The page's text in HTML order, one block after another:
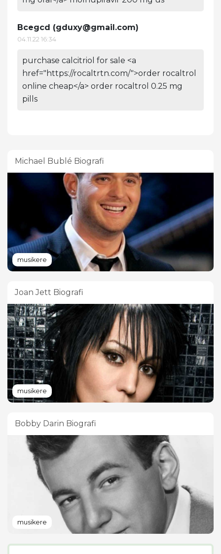
Bcegcd (gduxy@gmail.com)
04.11.22 16:34
purchase calcitriol for sale <a
href="https://rocaltrtn.com/">order rocaltrol
online cheap</a> order rocaltrol 0.25 mg
pills
Michael Bublé Biografi
musikere
Joan Jett Biografi
musikere
Bobby Darin Biografi
musikere